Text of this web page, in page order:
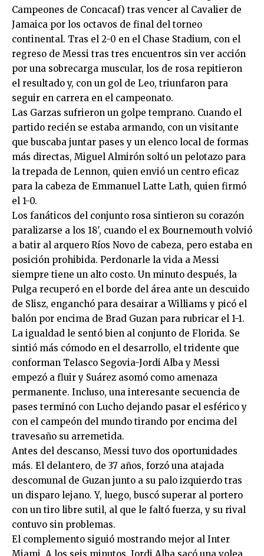
Campeones de Concacaf) tras vencer al Cavalier de
Jamaica por los octavos de final del torneo
continental. Tras el 2-0 en el Chase Stadium, con el
regreso de Messi tras tres encuentros sin ver acción
por una sobrecarga muscular, los de rosa repitieron
el resultado y, con un gol de Leo, triunfaron para
seguir en carrera en el campeonato.
Las Garzas sufrieron un golpe temprano. Cuando el
partido recién se estaba armando, con un visitante
que buscaba juntar pases y un elenco local de formas
más directas, Miguel Almirón soltó un pelotazo para
la trepada de Lennon, quien envió un centro eficaz
para la cabeza de Emmanuel Latte Lath, quien firmó
el 1-0.
Los fanáticos del conjunto rosa sintieron su corazón
paralizarse a los 18′, cuando el ex Bournemouth volvió
a batir al arquero Ríos Novo de cabeza, pero estaba en
posición prohibida. Perdonarle la vida a Messi
siempre tiene un alto costo. Un minuto después, la
Pulga recuperó en el borde del área ante un descuido
de Slisz, enganchó para desairar a Williams y picó el
balón por encima de Brad Guzan para rubricar el 1-1.
La igualdad le sentó bien al conjunto de Florida. Se
sintió más cómodo en el desarrollo, el tridente que
conforman Telasco Segovia-Jordi Alba y Messi
empezó a fluir y Suárez asomó como amenaza
permanente. Incluso, una interesante secuencia de
pases terminó con Lucho dejando pasar el esférico y
con el campeón del mundo tirando por encima del
travesaño su arremetida.
Antes del descanso, Messi tuvo dos oportunidades
más. El delantero, de 37 años, forzó una atajada
descomunal de Guzan junto a su palo izquierdo tras
un disparo lejano. Y, luego, buscó superar al portero
con un tiro libre sutil, al que le faltó fuerza, y su rival
contuvo sin problemas.
El complemento siguió mostrando mejor al Inter
Miami. A los seis minutos, Jordi Alba sacó una volea